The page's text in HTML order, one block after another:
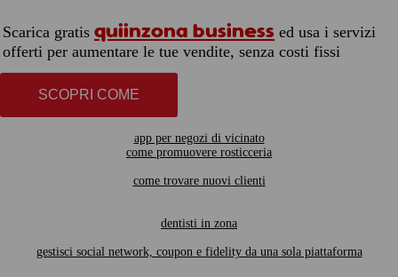
Scarica gratis quiinzona business ed usa i servizi
offerti per aumentare le tue vendite, senza costi fissi
SCOPRI COME
app per negozi di vicinato
come promuovere rosticceria
come trovare nuovi clienti
dentisti in zona
gestisci social network, coupon e fidelity da una sola piattaforma